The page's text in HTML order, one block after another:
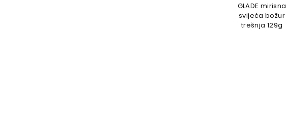
GLADE mirisna
svijeća božur
trešnja 129g